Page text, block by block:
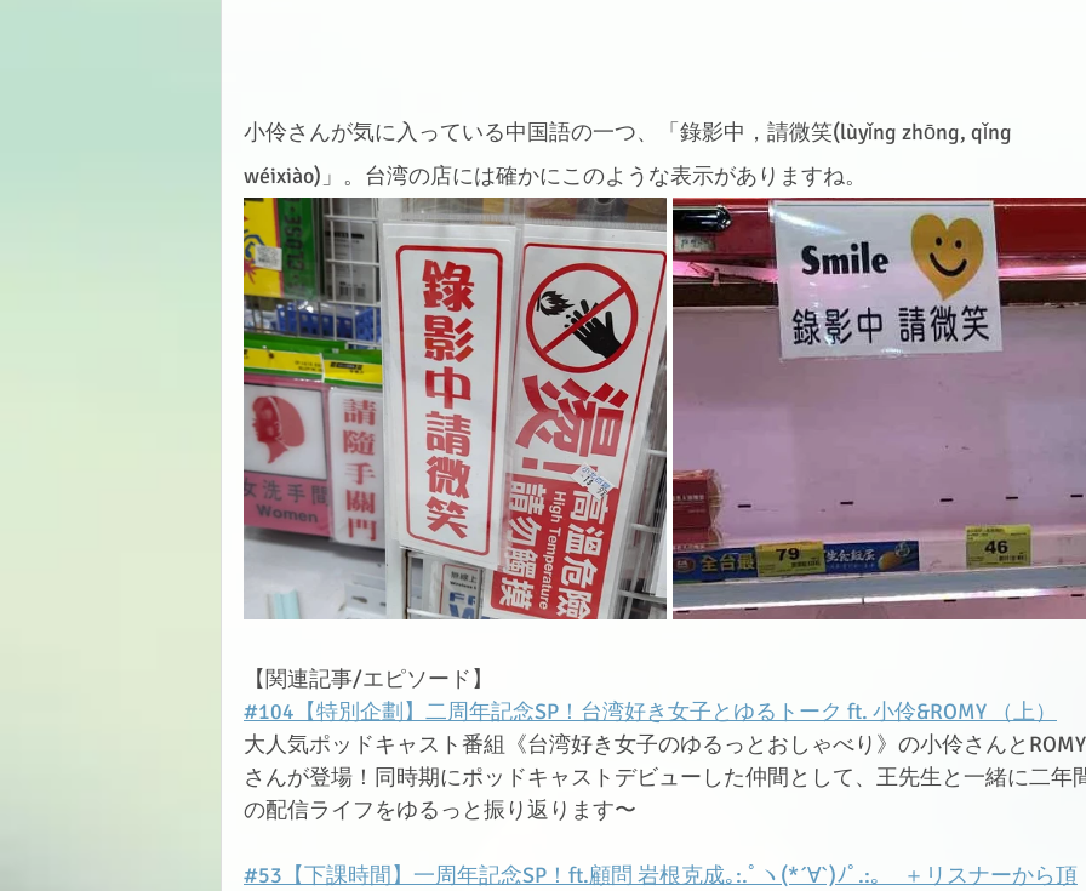
小伶さんが気に入っている中国語の一つ、「錄影中，請微笑(lùyǐng zhōng, qǐng
wéixiào)」。台湾の店には確かにこのような表示がありますね。
【関連記事/エピソード】
#104【特別企劃】二周年記念SP！台湾好き女子とゆるトーク ft. 小伶&ROMY （上）
大人気ポッドキャスト番組《台湾好き女子のゆるっとおしゃべり》の小伶さんとROMY
さんが登場！同時期にポッドキャストデビューした仲間として、王先生と一緒に二年
の配信ライフをゆるっと振り返ります〜
#53【下課時間】一周年記念SP！ft.顧問 岩根克成｡:.ﾟヽ(*´∀`)ﾉﾟ.:｡　＋リスナーから頂